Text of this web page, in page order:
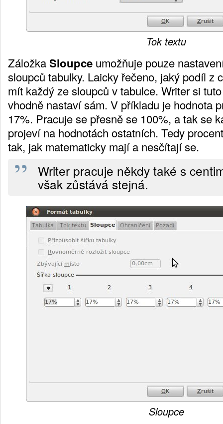
Tok textu
ZáložkaSloupce umožňuje pouze
sloupců tabulky. Laicky řečeno, jaký podíl z
mít každý ze sloupců v tabulce. Writer si
vhodně nastaví sám. V příkladu je hodnota
17%. Pracuje se přesně se 100%, a tak se
projeví na hodnotách ostatních. Tedy
tak, jak matematicky mají a nesčítají se.
Writer pracuje někdy také s
však zůstává stejná.
Sloupce